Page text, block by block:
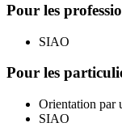
Pour les
SIAO
Pour les
Orientation par
SIAO